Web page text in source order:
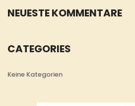
NEUESTE KOMMENTARE
CATEGORIES
Keine Kategorien